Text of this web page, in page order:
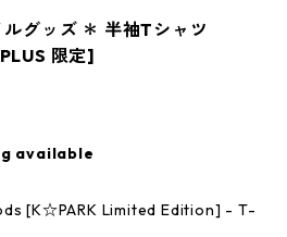
グッズ ＊ 半袖Tシャツ
限定]
available
[K☆PARK Limited Edition] - T-